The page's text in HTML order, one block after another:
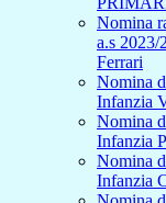
Nomina
a.s 2023/
Ferrari
Nomina
Infanzia
Nomina
Infanzia
Nomina
Infanzia